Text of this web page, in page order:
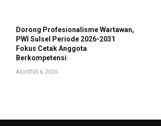
Dorong Profesionalisme Wartawan,
PWI Sulsel Periode 2026-2031
Fokus Cetak Anggota
Berkompetensi
AGUSTUS 6, 2026